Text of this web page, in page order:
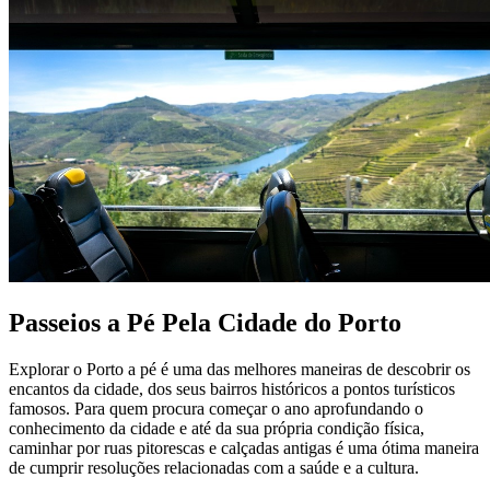
Passeios a Pé Pela Cidade do Porto
Explorar o Porto a pé é uma das melhores maneiras de descobrir os
encantos da cidade, dos seus bairros históricos a pontos turísticos
famosos. Para quem procura começar o ano aprofundando o
conhecimento da cidade e até da sua própria condição física,
caminhar por ruas pitorescas e calçadas antigas é uma ótima maneira
de cumprir resoluções relacionadas com a saúde e a cultura.